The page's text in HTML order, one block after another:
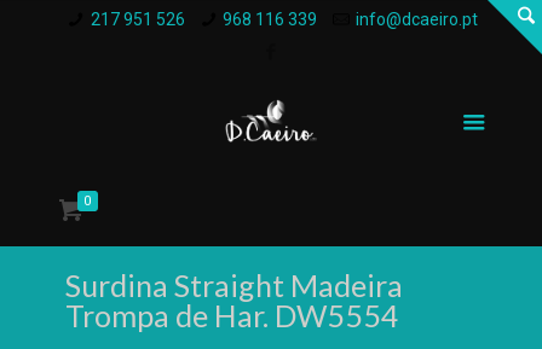
217 951 526 968 116 339 info@dcaeiro.pt
0
Surdina Straight Madeira
Trompa de Har. DW5554